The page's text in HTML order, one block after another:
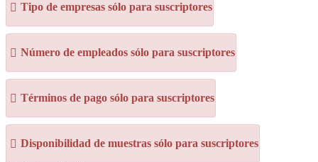
Tipo de empresas sólo para suscriptores
Número de empleados sólo para suscriptores
Términos de pago sólo para suscriptores
Disponibilidad de muestras sólo para suscriptores